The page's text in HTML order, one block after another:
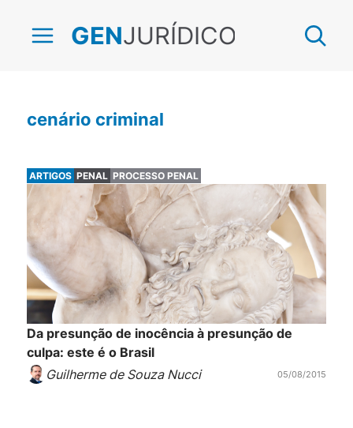
GENJURÍDICO
cenário criminal
ARTIGOS PENAL PROCESSO PENAL
Da presunção de inocência à presunção de
culpa: este é o Brasil
Guilherme de Souza Nucci
05/08/2015